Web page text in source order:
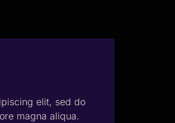
elit, sed do
magna aliqua.